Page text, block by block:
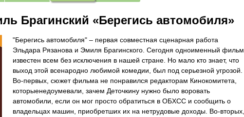
Брагинский «Берегись автомобиля»
"Берегись автомобиля" – первая совместная сценарная работа
Эльдара Рязанова и Эмиля Брагинского. Сегодня одноименный фильм
известен всем без исключения в нашей стране. Но мало кто знает, что
выход этой всенародно любимой комедии, был под серьезной угрозой.
Во-первых, сюжет фильма не понравился редакторам Кинокомитета,
которыенедоумевали, зачем Деточкину нужно было воровать
автомобили, если он мог просто обратиться в ОБХСС и сообщить о
владельцах машин, приобретших их на нетрудовые доходы. Во-вторых,